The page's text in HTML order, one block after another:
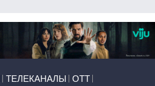
ТЕЛЕКАНАЛЫ ОТТ